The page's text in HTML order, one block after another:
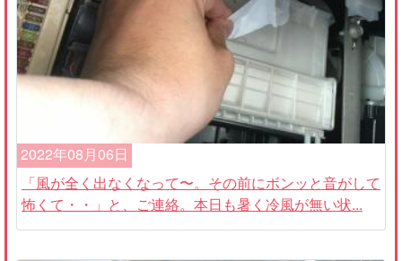
2022年08月06日
「風が全く出なくなって〜。その前にボンッと音がして
怖くて・・」と、ご連絡。本日も暑く冷風が無い状...